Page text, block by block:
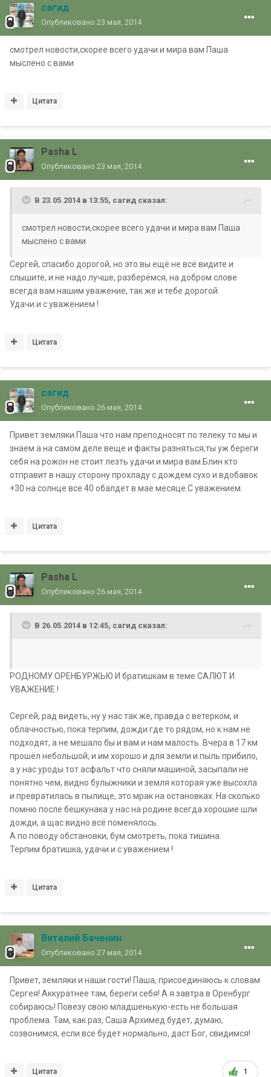
сагид
Опубликовано 23 мая, 2014
смотрел новости,скорее всего удачи и мира вам Паша
мыслено с вами
Цитата
Pasha L
Опубликовано 23 мая, 2014
В 23.05.2014 в 13:55, сагид сказал:
смотрел новости,скорее всего удачи и мира вам Паша
мыслено с вами
Сергей, спасибо дорогой, но это вы ещё не всё видите и
слышите, и не надо лучше, разберёмся, на добром слове
всегда вам нашим уважение, так же и тебе дорогой.
Удачи и с уважением !
Цитата
сагид
Опубликовано 26 мая, 2014
Привет земляки.Паша что нам преподносят по телеку то мы и
знаем а на самом деле веще и факты разняться,ты уж береги
себя на рожон не стоит лезть удачи и мира вам.Блин кто
отправит в нашу сторону прохладу с дождем сухо и вдобавок
+30 на солнце все 40 обалдет в мае месяце.С уважением.
Цитата
Pasha L
Опубликовано 26 мая, 2014
В 26.05.2014 в 12:45, сагид сказал:
РОДНОМУ ОРЕНБУРЖЬЮ И братишкам в теме САЛЮТ И
УВАЖЕНИЕ !
Сергей, рад видеть, ну у нас так же, правда с ветерком, и
облачностью, пока терпим, дожди где то рядом, но к нам не
подходят, а не мешало бы и вам и нам малость. Вчера в 17 км
прошёл небольшой, и им хорошо и для земли и пыль прибило,
а у нас уроды тот асфальт что сняли машиной, засыпали не
понятно чем, видно булыжники и земля которая уже высохла
и превратилась в пылище, это мрак на остановках. На сколько
помню после бешкунака у нас на родине всегда хорошие шли
дожди, а щас видно всё поменялось.
А по поводу обстановки, бум смотреть, пока тишина.
Терпим братишка, удачи и с уважением !
Цитата
Виталий Баченин
Опубликовано 27 мая, 2014
Привет, земляки и наши гости! Паша, присоединяюсь к словам
Сергея! Аккуратнее там, береги себя! А я завтра в Оренбург
собираюсь! Повезу свою младшенькую-есть не большая
проблема. Там, как раз, Саша Архимед будет, думаю,
созвонимся, если все будет нормально, даст Бог, свидимся!
1
Цитата